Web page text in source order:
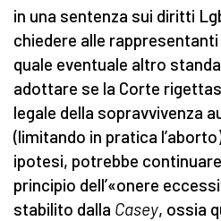
in una sentenza sui diritti
chiedere alle
quale eventuale altro
adottare se la Corte
legale della sopravvivenza
(limitando in pratica
ipotesi, potrebbe
principio dell’«onere
stabilito dalla Casey, ossia